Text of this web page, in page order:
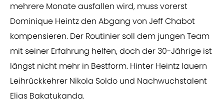
mehrere Monate ausfallen wird, muss vorerst
Dominique Heintz den Abgang von Jeff Chabot
kompensieren. Der Routinier soll dem jungen Team
mit seiner Erfahrung helfen, doch der 30-Jährige ist
längst nicht mehr in Bestform. Hinter Heintz lauern
Leihrückkehrer Nikola Soldo und Nachwuchstalent
Elias Bakatukanda.